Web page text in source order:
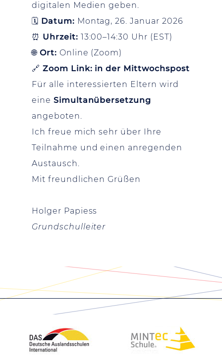
digitalen Medien geben.
🗓 Datum: Montag, 26. Januar 2026
⏰ Uhrzeit: 13:00–14:30 Uhr (EST)
🌐 Ort: Online (Zoom)
🔗 Zoom Link: in der Mittwochspost
Für alle interessierten Eltern wird
eine Simultanübersetzung
angeboten.
Ich freue mich sehr über Ihre
Teilnahme und einen anregenden
Austausch.
Mit freundlichen Grüßen
Holger Papiess
Grundschulleiter